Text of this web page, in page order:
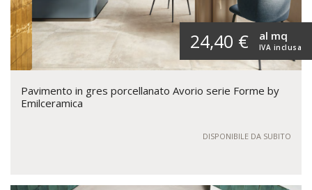
24,40 € IVA inclusa
al mq
Pavimento in gres porcellanato Avorio serie Forme by
Emilceramica
DISPONIBILE DA SUBITO